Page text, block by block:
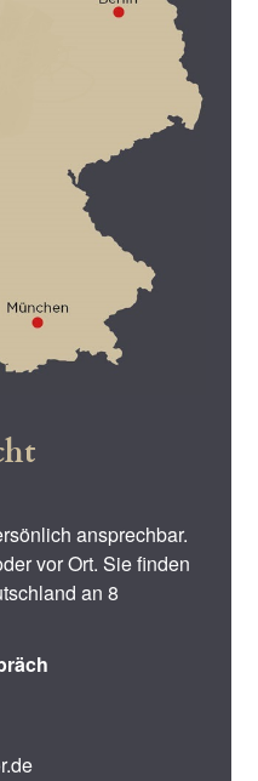
ansprechbar.
vor Ort. Sie finden
an 8